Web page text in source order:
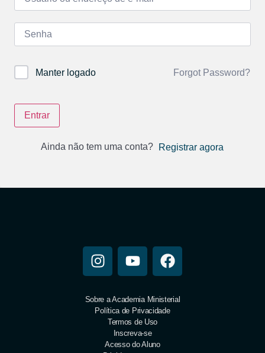
Manter logado Forgot Password?
Entrar
Ainda não tem uma conta? Registrar agora
Sobre a Academia Ministerial
Política de Privacidade
Termos de Uso
Inscreva-se
Acesso do Aluno